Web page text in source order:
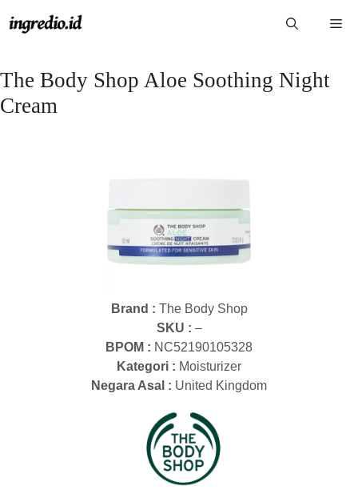
ke
The Body Shop Aloe Soothing Night
Cream
Brand : The Body Shop
SKU : –
BPOM : NC52190105328
Kategori : Moisturizer
Negara Asal : United Kingdom